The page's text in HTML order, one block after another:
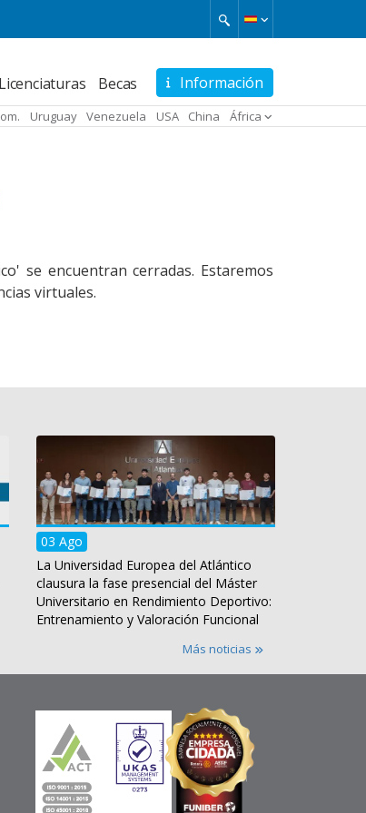
Información
Licenciaturas Becas
Uruguay Venezuela USA China África
se encuentran cerradas. Estaremos
virtuales.
03 Ago
La Universidad Europea del Atlántico
clausura la fase presencial del Máster
Universitario en Rendimiento Deportivo:
Entrenamiento y Valoración Funcional
Más noticias